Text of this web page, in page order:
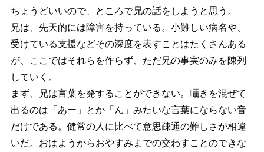
ちょうどいいので、ところで兄の話をしようと思う。
兄は、先天的には障害を持っている。小難しい病名や、
受けている支援などその深度を表すことはたくさんある
が、ここではそれらを作らず、ただ兄の事実のみを陳列
していく。
まず、兄は言葉を発することができない。囁きを混ぜて
出るのは「あー」とか「ん」みたいな言葉にならない音
だけである。健常の人に比べて意思疎通の難しさが相違
いだ。おはようからおやすみまでの交わすことのできな